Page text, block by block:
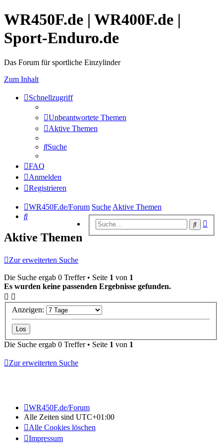
WR450F.de | WR400F.de |
Sport-Enduro.de
Das Forum für sportliche Einzylinder
Zum Inhalt
Schnellzugriff
Unbeantwortete Themen
Aktive Themen
Suche
FAQ
Anmelden
Registrieren
WR450F.de/Forum Suche Aktive Themen
Suche
Suche
Aktive Themen
Zur erweiterten Suche
Die Suche ergab 0 Treffer • Seite 1 von 1
Es wurden keine passenden Ergebnisse gefunden.
Anzeigen:
Die Suche ergab 0 Treffer • Seite 1 von 1
Zur erweiterten Suche
WR450F.de/Forum
Alle Zeiten sind UTC+01:00
Alle Cookies löschen
Impressum